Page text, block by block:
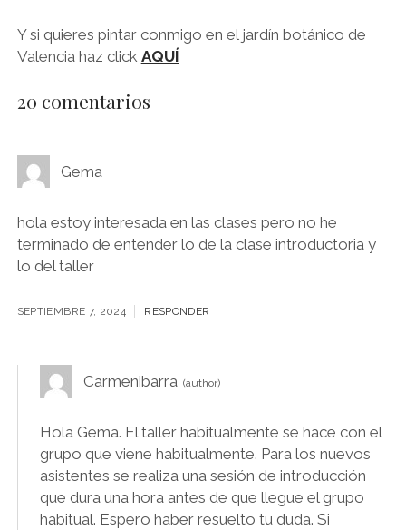
Y si quieres pintar conmigo en el jardín botánico de
Valencia haz click AQUÍ
20 comentarios
Gema
hola estoy interesada en las clases pero no he
terminado de entender lo de la clase introductoria y
lo del taller
SEPTIEMBRE 7, 2024 RESPONDER
Carmenibarra
Hola Gema. El taller habitualmente se hace con el
grupo que viene habitualmente. Para los nuevos
asistentes se realiza una sesión de introducción
que dura una hora antes de que llegue el grupo
habitual. Espero haber resuelto tu duda. Si